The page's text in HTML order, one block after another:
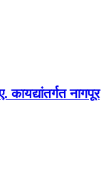
नागपूर